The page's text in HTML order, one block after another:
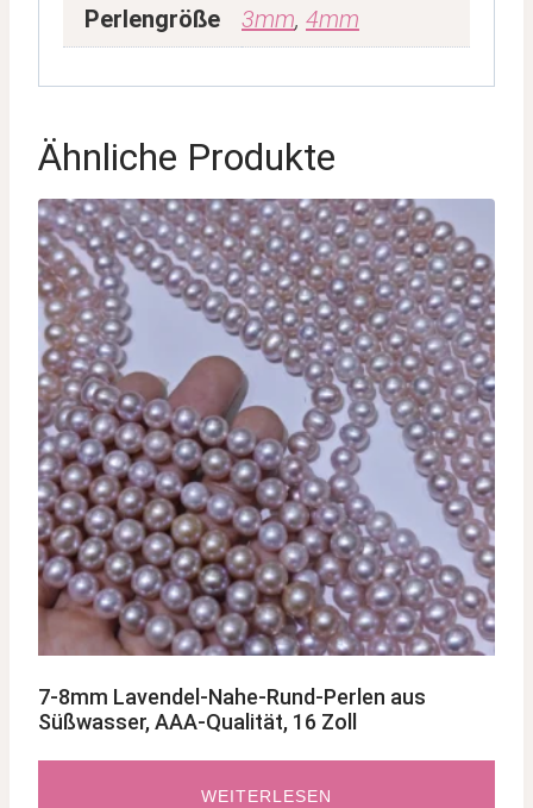
Perlengröße 3mm, 4mm
Ähnliche Produkte
7-8mm Lavendel-Nahe-Rund-Perlen aus
Süßwasser, AAA-Qualität, 16 Zoll
WEITERLESEN